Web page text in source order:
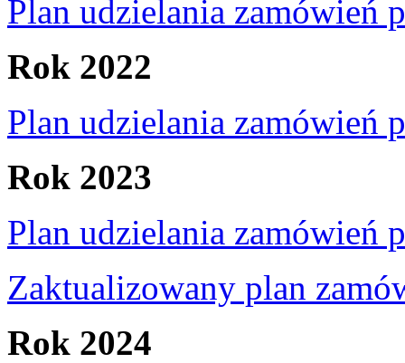
Plan udzielania zamówień
Rok 2022
Plan udzielania zamówień
Rok 2023
Plan udzielania zamówień
Zaktualizowany plan
Rok 2024